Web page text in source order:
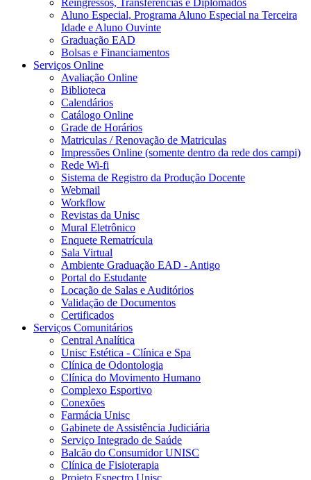
Reingressos, Transferências e Diplomados
Aluno Especial, Programa Aluno Especial na Terceira
Idade e Aluno Ouvinte
Graduação EAD
Bolsas e Financiamentos
Serviços Online
Avaliação Online
Biblioteca
Calendários
Catálogo Online
Grade de Horários
Matriculas / Renovação de Matriculas
Impressões Online (somente dentro da rede dos campi)
Rede Wi-fi
Sistema de Registro da Produção Docente
Webmail
Workflow
Revistas da Unisc
Mural Eletrônico
Enquete Rematrícula
Sala Virtual
Ambiente Graduação EAD - Antigo
Portal do Estudante
Locação de Salas e Auditórios
Validação de Documentos
Certificados
Serviços Comunitários
Central Analítica
Unisc Estética - Clínica e Spa
Clínica de Odontologia
Clínica do Movimento Humano
Complexo Esportivo
Conexões
Farmácia Unisc
Gabinete de Assistência Judiciária
Serviço Integrado de Saúde
Balcão do Consumidor UNISC
Clínica de Fisioterapia